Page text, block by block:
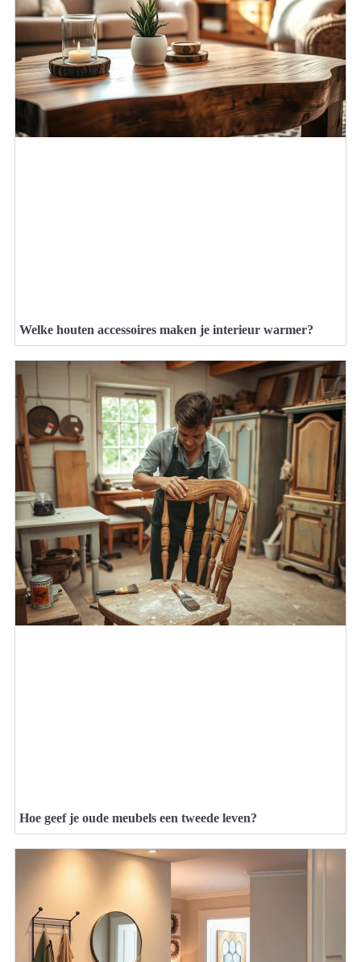
Welke houten accessoires maken je interieur warmer?
Hoe geef je oude meubels een tweede leven?